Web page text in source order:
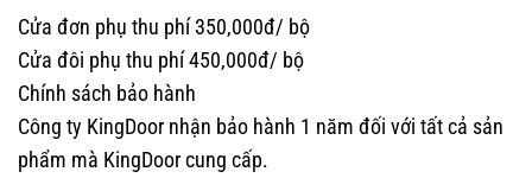
Cửa đơn phụ thu phí 350,000đ/ bộ
Cửa đôi phụ thu phí 450,000đ/ bộ
Chính sách bảo hành
Công ty KingDoor nhận bảo hành 1 năm đối với tất cả sản
phẩm mà KingDoor cung cấp.